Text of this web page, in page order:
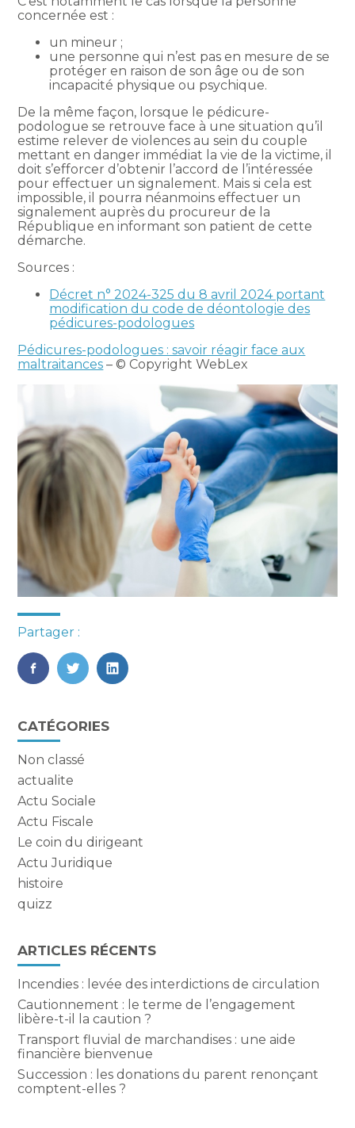
concernée est :
un mineur ;
une personne qui n’est pas en mesure de se
protéger en raison de son âge ou de son
incapacité physique ou psychique.
De la même façon, lorsque le pédicure-
podologue se retrouve face à une situation qu’il
estime relever de violences au sein du couple
mettant en danger immédiat la vie de la victime, il
doit s’efforcer d’obtenir l’accord de l’intéressée
pour effectuer un signalement. Mais si cela est
impossible, il pourra néanmoins effectuer un
signalement auprès du procureur de la
République en informant son patient de cette
démarche.
Sources :
Décret n° 2024-325 du 8 avril 2024 portant
modification du code de déontologie des
pédicures-podologues
Pédicures-podologues : savoir réagir face aux
maltraitances – © Copyright WebLex
Partager :
FaceBook
TwitterLinkedIn
Blog
sidebar
CATÉGORIES
Non classé
actualite
Actu Sociale
Actu Fiscale
Le coin du dirigeant
Actu Juridique
histoire
quizz
ARTICLES RÉCENTS
Incendies : levée des interdictions de circulation
Cautionnement : le terme de l’engagement
libère-t-il la caution ?
Transport fluvial de marchandises : une aide
financière bienvenue
Succession : les donations du parent renonçant
comptent-elles ?